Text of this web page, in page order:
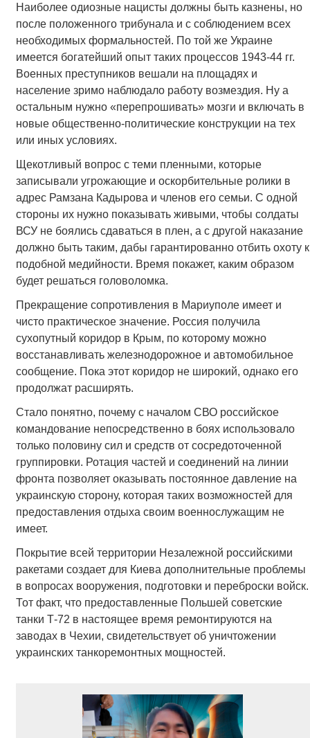
Наиболее одиозные нацисты должны быть казнены, но
после положенного трибунала и с соблюдением всех
необходимых формальностей. По той же Украине
имеется богатейший опыт таких процессов 1943-44 гг.
Военных преступников вешали на площадях и
население зримо наблюдало работу возмездия. Ну а
остальным нужно «перепрошивать» мозги и включать в
новые общественно-политические конструкции на тех
или иных условиях.
Щекотливый вопрос с теми пленными, которые
записывали угрожающие и оскорбительные ролики в
адрес Рамзана Кадырова и членов его семьи. С одной
стороны их нужно показывать живыми, чтобы солдаты
ВСУ не боялись сдаваться в плен, а с другой наказание
должно быть таким, дабы гарантированно отбить охоту к
подобной медийности. Время покажет, каким образом
будет решаться головоломка.
Прекращение сопротивления в Мариуполе имеет и
чисто практическое значение. Россия получила
сухопутный коридор в Крым, по которому можно
восстанавливать железнодорожное и автомобильное
сообщение. Пока этот коридор не широкий, однако его
продолжат расширять.
Стало понятно, почему с началом СВО российское
командование непосредственно в боях использовало
только половину сил и средств от сосредоточенной
группировки. Ротация частей и соединений на линии
фронта позволяет оказывать постоянное давление на
украинскую сторону, которая таких возможностей для
предоставления отдыха своим военнослужащим не
имеет.
Покрытие всей территории Незалежной российскими
ракетами создает для Киева дополнительные проблемы
в вопросах вооружения, подготовки и переброски войск.
Тот факт, что предоставленные Польшей советские
танки Т-72 в настоящее время ремонтируются на
заводах в Чехии, свидетельствует об уничтожении
украинских танкоремонтных мощностей.